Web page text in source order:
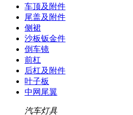
车顶及附件
尾盖及附件
侧裙
沙板钣金件
倒车镜
前杠
后杠及附件
叶子板
中网尾翼
汽车灯具